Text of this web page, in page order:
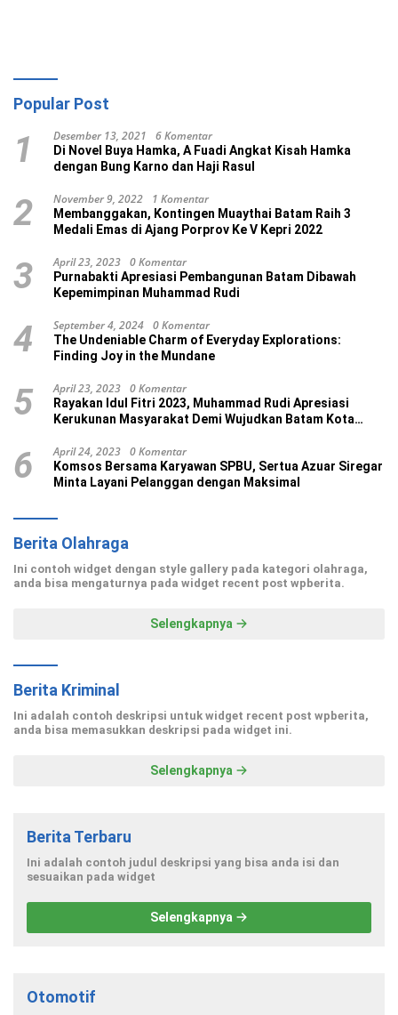
Popular Post
1 Desember 13, 2021 6 Komentar
Di Novel Buya Hamka, A Fuadi Angkat Kisah Hamka
dengan Bung Karno dan Haji Rasul
2 November 9, 2022 1 Komentar
Membanggakan, Kontingen Muaythai Batam Raih 3
Medali Emas di Ajang Porprov Ke V Kepri 2022
3 April 23, 2023 0 Komentar
Purnabakti Apresiasi Pembangunan Batam Dibawah
Kepemimpinan Muhammad Rudi
4 September 4, 2024 0 Komentar
The Undeniable Charm of Everyday Explorations:
Finding Joy in the Mundane
5 April 23, 2023 0 Komentar
Rayakan Idul Fitri 2023, Muhammad Rudi Apresiasi
Kerukunan Masyarakat Demi Wujudkan Batam Kota
6 April 24, 2023 0 Komentar
Komsos Bersama Karyawan SPBU, Sertua Azuar Siregar
Minta Layani Pelanggan dengan Maksimal
Berita Olahraga
Ini contoh widget dengan style gallery pada kategori olahraga,
anda bisa mengaturnya pada widget recent post wpberita.
Selengkapnya
Berita Kriminal
Ini adalah contoh deskripsi untuk widget recent post wpberita,
anda bisa memasukkan deskripsi pada widget ini.
Selengkapnya
Berita Terbaru
Ini adalah contoh judul deskripsi yang bisa anda isi dan
sesuaikan pada widget
Selengkapnya
Otomotif